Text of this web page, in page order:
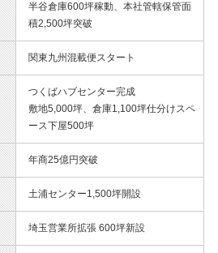
半谷倉庫600坪稼動、本社管轄保管面
積2,500坪突破
関東九州混載便スタート
つくばハブセンター完成
敷地5,000坪、倉庫1,100坪仕分けスペ
ース下屋500坪
年商25億円突破
土浦センター1,500坪開設
埼玉営業所拡張 600坪新設